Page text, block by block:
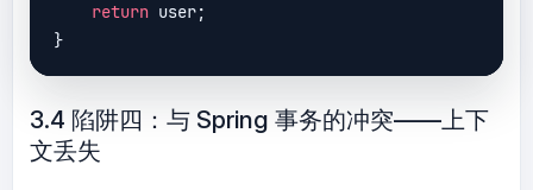
return user;
3.4 陷阱四：与 Spring 事务的冲突——上下
文丢失